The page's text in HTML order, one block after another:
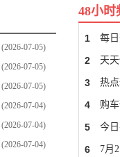
(2026-07-05)
(2026-07-05)
(2026-07-05)
(2026-07-04)
(2026-07-04)
(2026-07-04)
48小时
1 每
2 天
3 热
4 购
5 今
6 7月